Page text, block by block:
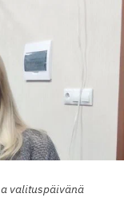
valituspäivänä